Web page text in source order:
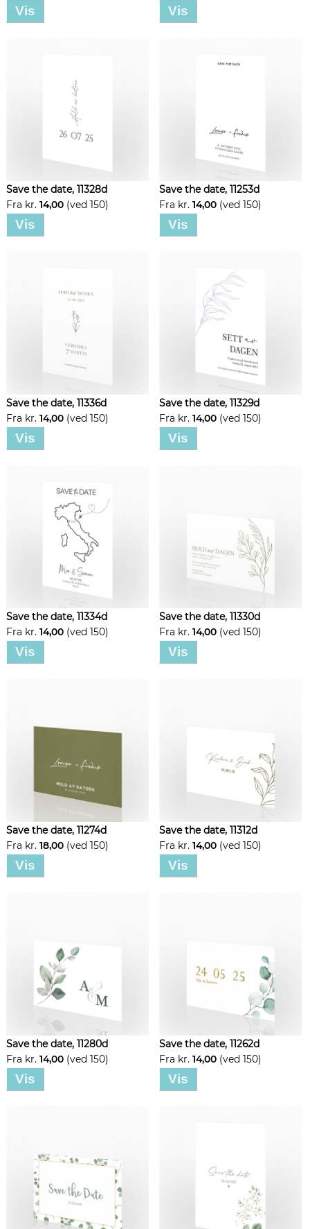
Vis Vis
Save the date, 11328d
Fra kr. 14,00 (ved 150)
Vis
Save the date, 11253d
Fra kr. 14,00 (ved 150)
Vis
Save the date, 11336d
Fra kr. 14,00 (ved 150)
Vis
Save the date, 11329d
Fra kr. 14,00 (ved 150)
Vis
Save the date, 11334d
Fra kr. 14,00 (ved 150)
Vis
Save the date, 11330d
Fra kr. 14,00 (ved 150)
Vis
Save the date, 11274d
Fra kr. 18,00 (ved 150)
Vis
Save the date, 11312d
Fra kr. 14,00 (ved 150)
Vis
Save the date, 11280d
Fra kr. 14,00 (ved 150)
Vis
Save the date, 11262d
Fra kr. 14,00 (ved 150)
Vis